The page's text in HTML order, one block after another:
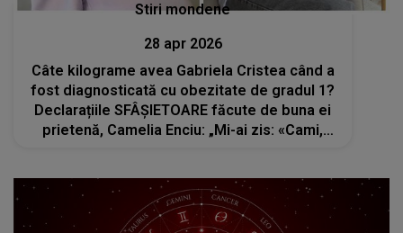
Stiri mondene
28 apr 2026
Câte kilograme avea Gabriela Cristea când a
fost diagnosticată cu obezitate de gradul 1?
Declarațiile SFÂȘIETOARE făcute de buna ei
prietenă, Camelia Enciu: „Mi-ai zis: «Cami,